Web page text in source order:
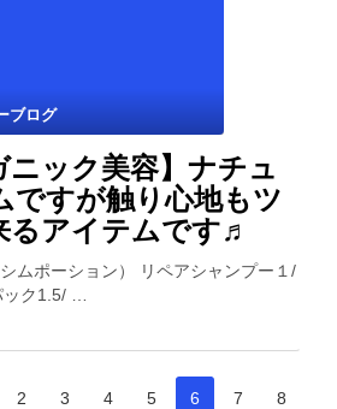
ブログ
ニック美容】ナチュ
ですが触り心地もツ
るアイテムです♬
ムポーション） リペアシャンプー１/
ク1.5/ …
2 3 4 5 6 7 8